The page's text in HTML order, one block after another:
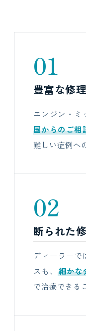
01
豊富な修
エンジン・ミ
国からのご相
難しい症例へ
02
断られた
ディーラーで
スも、細かな
で治療できる